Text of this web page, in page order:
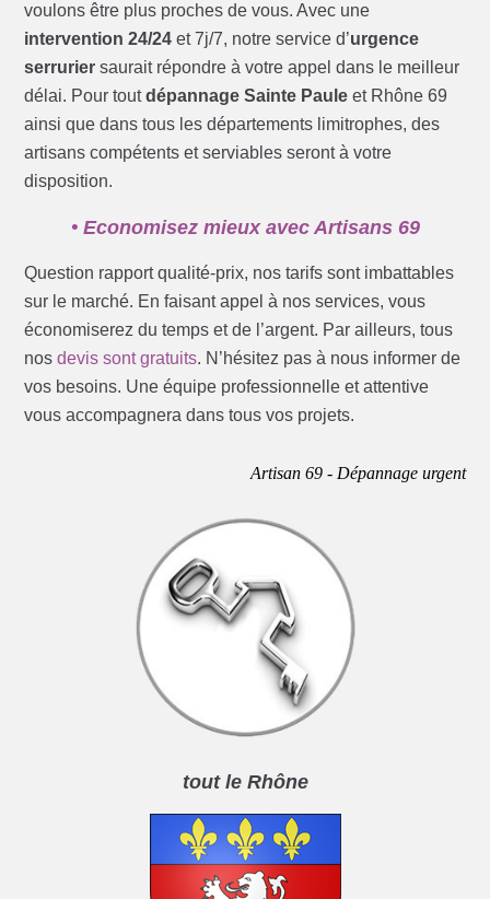
voulons être plus proches de vous. Avec une
intervention 24/24 et 7j/7, notre service d’urgence
serrurier saurait répondre à votre appel dans le meilleur
délai. Pour toutdépannage Sainte Paule et Rhône 69
ainsi que dans tous les départements limitrophes, des
artisans compétents et serviables seront à votre
disposition.
• Economisez mieux avec Artisans 69
Question rapport qualité-prix, nos tarifs sont imbattables
sur le marché. En faisant appel à nos services, vous
économiserez du temps et de l’argent. Par ailleurs, tous
nosdevis sont gratuits. N’hésitez pas à nous informer de
vos besoins. Une équipe professionnelle et attentive
vous accompagnera dans tous vos projets.
Artisan 69 - Dépannage urgent
tout le Rhône